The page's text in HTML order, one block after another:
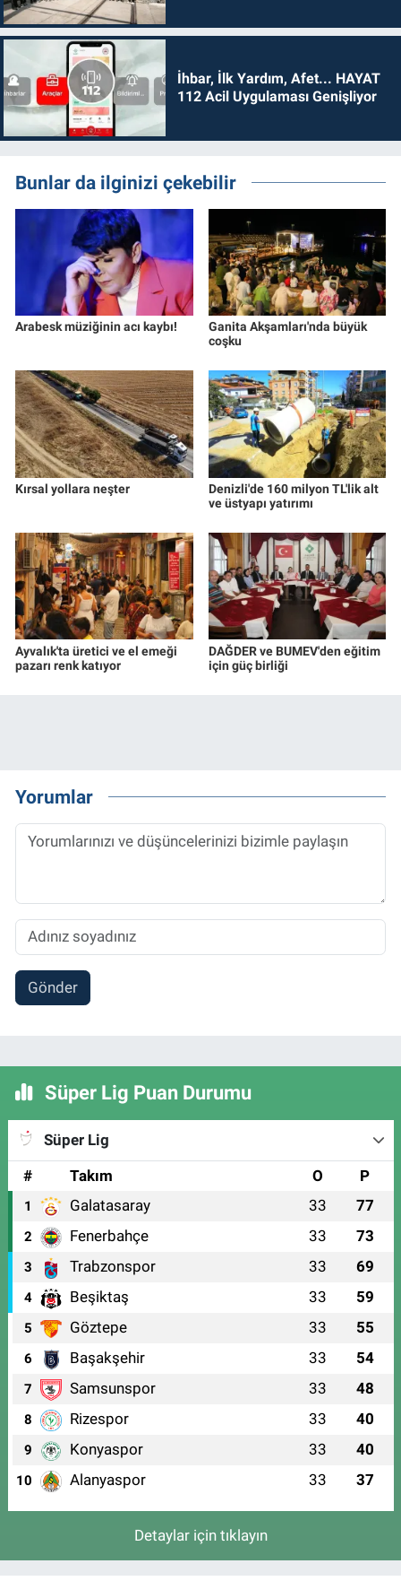
İhbar, İlk Yardım, Afet... HAYAT
112 Acil Uygulaması Genişliyor
Bunlar da ilginizi çekebilir
Arabesk müziğinin acı kaybı!
Ganita Akşamları'nda büyük
coşku
Kırsal yollara neşter
Denizli'de 160 milyon TL'lik alt
ve üstyapı yatırımı
Ayvalık'ta üretici ve el emeği
pazarı renk katıyor
DAĞDER ve BUMEV'den eğitim
için güç birliği
Yorumlar
Gönder
Süper Lig Puan Durumu
Süper Lig
#
Takım O P
1 Galatasaray 33 77
2 Fenerbahçe 33 73
3 Trabzonspor 33 69
4 Beşiktaş 33 59
5 Göztepe 33 55
6 Başakşehir 33 54
7 Samsunspor 33 48
8 Rizespor 33 40
9 Konyaspor 33 40
10 Alanyaspor 33 37
Detaylar için tıklayın